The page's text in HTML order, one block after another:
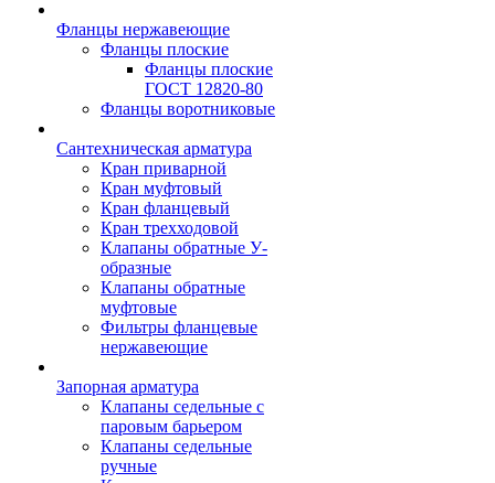
Фланцы нержавеющие
Фланцы плоские
Фланцы плоские
ГОСТ 12820-80
Фланцы воротниковые
Сантехническая арматура
Кран приварной
Кран муфтовый
Кран фланцевый
Кран трехходовой
Клапаны обратные У-
образные
Клапаны обратные
муфтовые
Фильтры фланцевые
нержавеющие
Запорная арматура
Клапаны седельные с
паровым барьером
Клапаны седельные
ручные